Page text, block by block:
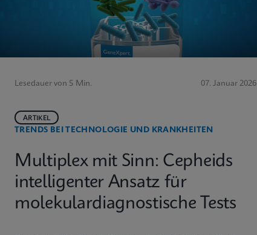
Lesedauer von 5 Min. 07. Januar 2026
TRENDS BEI TECHNOLOGIE UND KRANKHEITEN
ARTIKEL
Multiplex mit Sinn: Cepheids
intelligenter Ansatz für
molekulardiagnostische Tests